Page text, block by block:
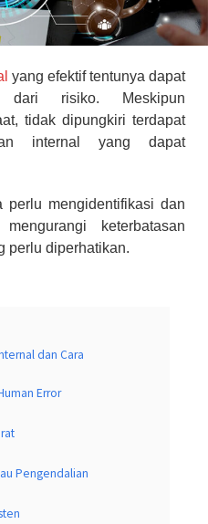
yang efektif tentunya dapat
dari risiko. Meskipun
tidak dipungkiri terdapat
internal yang dapat
perlu mengidentifikasi dan
keterbatasan
perlu diperhatikan.
dan Cara
Error
Pengendalian